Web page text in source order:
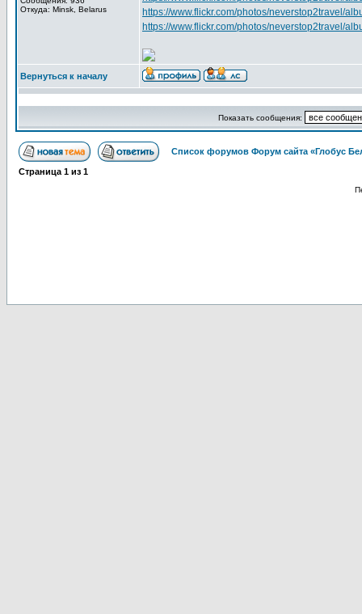
Откуда: Minsk, Belarus
https://www.flickr.com/photos/neverstop2travel/
https://www.flickr.com/photos/neverstop2travel/
Вернуться к началу
Показать сообщения:
Список форумов Форум сайта «Глобус
Страница 1 из 1